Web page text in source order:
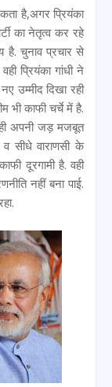
है,अगर प्रियंका
का नेतृत्व कर रहे
है. चुनाव प्रचार से
प्रियंका गांधी ने
उम्मीद दिखा रही
भी काफी चर्चे में है.
अपनी जड़ मजबूत
सीधे वाराणसी के
दूरगामी है. वही
नहीं बना पाई.